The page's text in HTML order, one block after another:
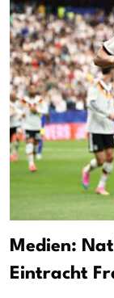
Medien:
Eintracht